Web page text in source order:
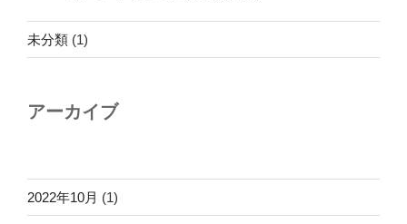
未分類 (1)
アーカイブ
2022年10月 (1)